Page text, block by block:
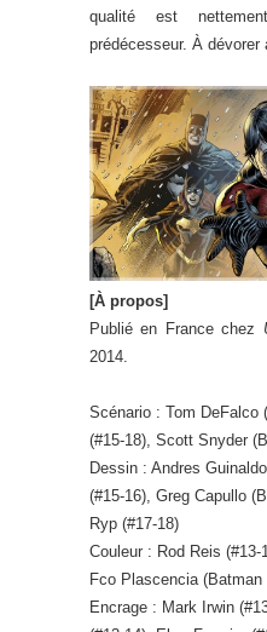
qualité est
prédécesseur. À dévorer
[À propos]
Publié en France chez
2014.
Scénario : Tom DeFalco
(#15-18), Scott Snyder
Dessin : Andres
(#15-16), Greg Capullo
Ryp (#17-18)
Couleur : Rod Reis (#13-
Fco Plascencia
Encrage : Mark Irwin